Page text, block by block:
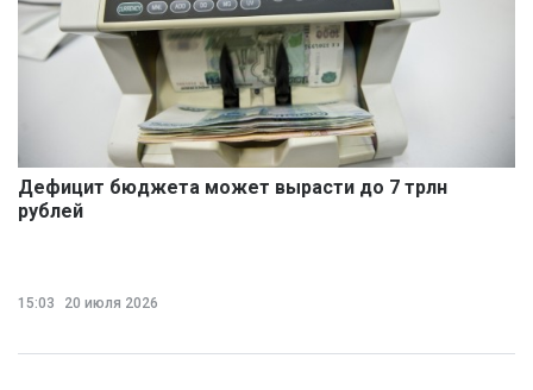
Дефицит бюджета может вырасти до 7 трлн
рублей
15:03 20 июля 2026